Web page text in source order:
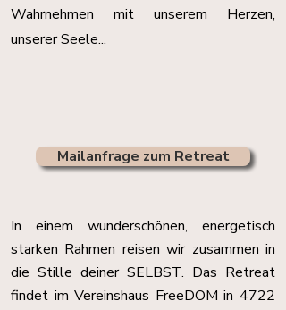
Wahrnehmen mit unserem Herzen,
unserer Seele...
Mailanfrage zum Retreat
In einem wunderschönen, energetisch
starken Rahmen reisen wir zusammen in
die Stille deiner SELBST. Das Retreat
findet im Vereinshaus FreeDOM in 4722